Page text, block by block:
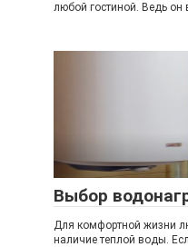
любой гостиной. Ведь он
Выбор
Для комфортной жизни
наличие теплой воды.